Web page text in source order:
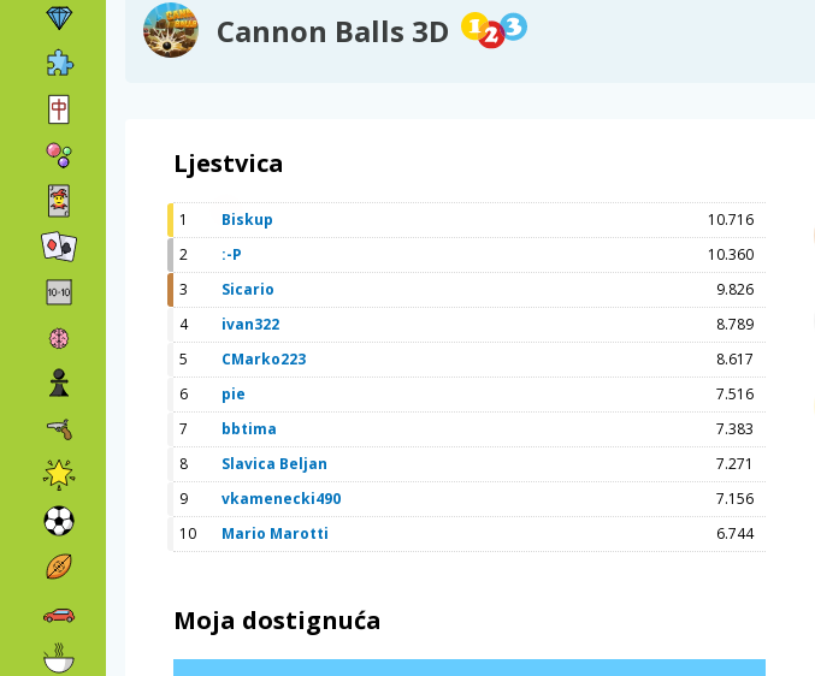
Cannon Balls 3D
Ljestvica
1 Biskup
10.716
2
:-P
10.360
3
Sicario
9.826
4
ivan322
8.789
5
CMarko223
8.617
6
pie
7.516
7
bbtima
7.383
8
Slavica Beljan
7.271
9
vkamenecki490
7.156
10
Mario Marotti 6.744
Moja dostignuća